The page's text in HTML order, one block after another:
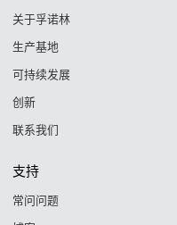
关于孚诺林
生产基地
可持续发展
创新
联系我们
支持
常问问题